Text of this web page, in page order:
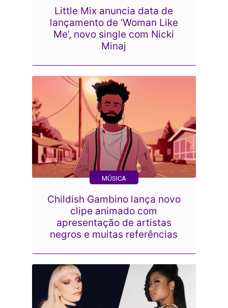
Little Mix anuncia data de
lançamento de ‘Woman Like
Me’, novo single com Nicki
Minaj
MÚSICA
Childish Gambino lança novo
clipe animado com
apresentação de artistas
negros e muitas referências